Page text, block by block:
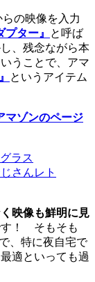
の映像を入力
ター』
と呼ば
、残念ながら本
うことで、アマ
というアイテム
マゾンのページ
映像も鮮明に見
す！ そもそも
、特に夜自宅で
適といっても過